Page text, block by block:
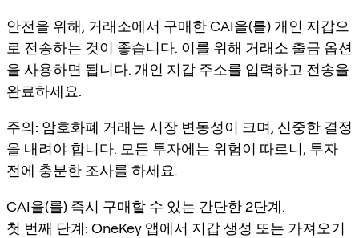
안전을 위해, 거래소에서 구매한 CAI을(를) 개인 지갑으
로 전송하는 것이 좋습니다. 이를 위해 거래소 출금 옵션
을 사용하면 됩니다. 개인 지갑 주소를 입력하고 전송을
완료하세요.
주의: 암호화폐 거래는 시장 변동성이 크며, 신중한 결정
을 내려야 합니다. 모든 투자에는 위험이 따르니, 투자
전에 충분한 조사를 하세요.
CAI을(를) 즉시 구매할 수 있는 간단한 2단계.
첫 번째 단계: OneKey 앱에서 지갑 생성 또는 가져오기